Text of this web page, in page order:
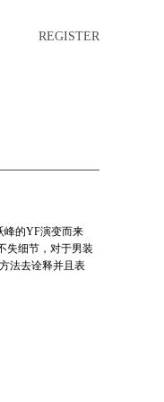
REGISTER
峰的YF演变而来
失细节，对于男装
法去诠释并且表